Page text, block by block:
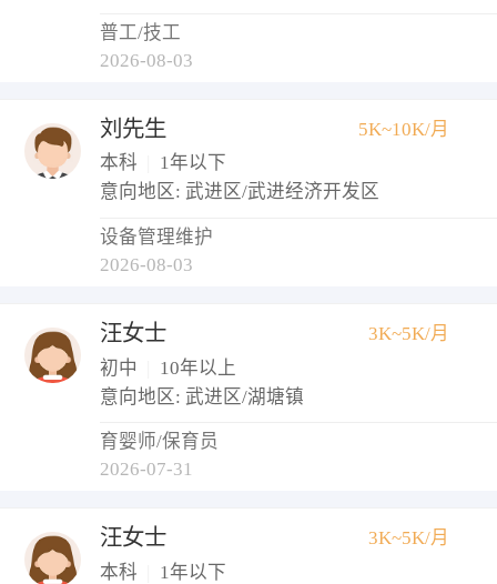
普工/技工
2026-08-03
刘先生
5K~10K/月
本科
1年以下
意向地区: 武进区/武进经济开发区
设备管理维护
2026-08-03
汪女士
3K~5K/月
初中
10年以上
意向地区: 武进区/湖塘镇
育婴师/保育员
2026-07-31
汪女士
3K~5K/月
本科
1年以下